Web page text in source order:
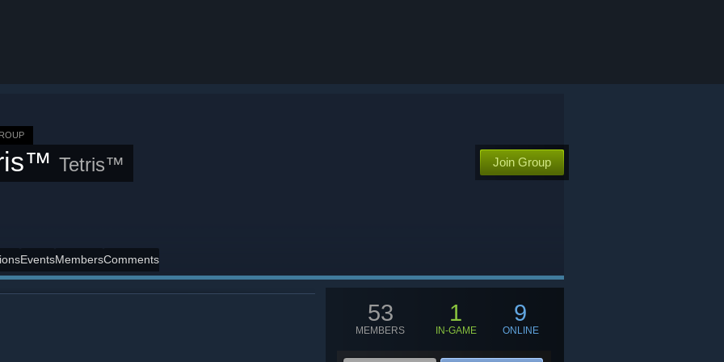
Tetris™ Join Group
EventsMembersComments
53
MEMBERS
1
IN-GAME
9
ONLINE